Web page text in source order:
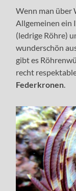
Wenn man über
Allgemeinen ein
(ledrige Röhre)
wunderschön
gibt es
recht
Federkronen.